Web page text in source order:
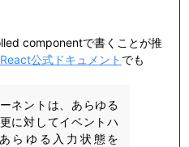
componentで書くことが推
React公式ドキュメント でも
ネントは、あらゆる
に対してイベントハ
らゆる入力状態を